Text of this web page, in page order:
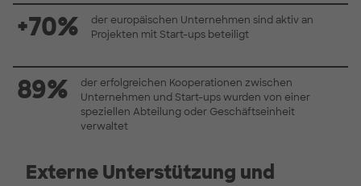
+70%
der europäischen Unternehmen sind aktiv an
Projekten mit Start-ups beteiligt
89%
der erfolgreichen Kooperationen zwischen
Unternehmen und Start-ups wurden von einer
speziellen Abteilung oder Geschäftseinheit
verwaltet
Externe Unterstützung und